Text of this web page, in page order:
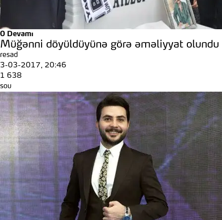
0 Devamı
Müğənni döyüldüyünə görə əməliyyat olundu
resad
3-03-2017, 20:46
1 638
sou